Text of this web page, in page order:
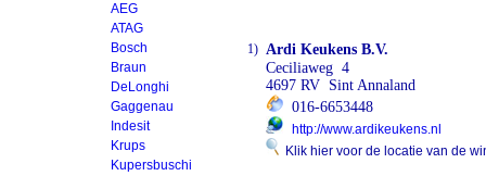
AEG
ATAG
Bosch
Braun
DeLonghi
Gaggenau
Indesit
Krups
Kupersbuschi
1) Ardi Keukens B.V.
Ceciliaweg 4
4697 RV Sint Annaland
016-6653448
http://www.ardikeukens.nl
Klik hier voor de locatie van de